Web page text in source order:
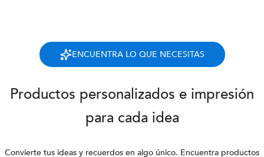
ENCUENTRA LO QUE NECESITAS
Productos personalizados e impresión
para cada idea
Convierte tus ideas y recuerdos en algo único. Encuentra productos